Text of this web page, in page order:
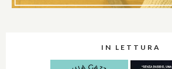
IN LETTURA